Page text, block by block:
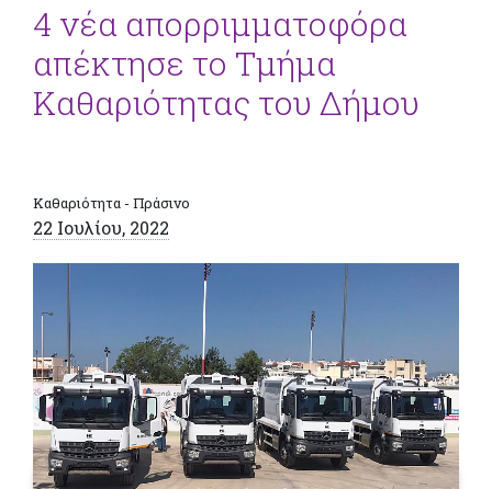
4 νέα απορριμματοφόρα
απέκτησε το Τμήμα
Καθαριότητας του Δήμου
Καθαριότητα - Πράσινο
22 Ιουλίου, 2022